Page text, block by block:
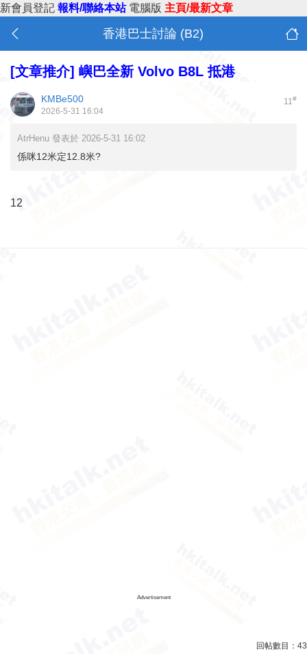
新會員登記 報料/聯絡本站 電腦版 主頁/最新文章
香港巴士討論 (B2)
[文章推介] 嶼巴全新 Volvo B8L 抵港
11#
KMBe500
2026-5-31 16:04
AtrHenu 發表於 2026-5-31 16:02
係咪12米定12.8米?
12
Advertisement
回帖數目： 43